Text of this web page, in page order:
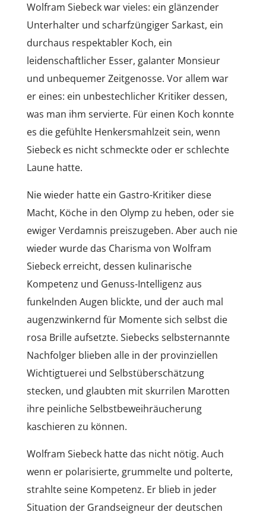
Wolfram Siebeck war vieles: ein glänzender
Unterhalter und scharfzüngiger Sarkast, ein
durchaus respektabler Koch, ein
leidenschaftlicher Esser, galanter Monsieur
und unbequemer Zeitgenosse. Vor allem war
er eines: ein unbestechlicher Kritiker dessen,
was man ihm servierte. Für einen Koch konnte
es die gefühlte Henkersmahlzeit sein, wenn
Siebeck es nicht schmeckte oder er schlechte
Laune hatte.
Nie wieder hatte ein Gastro-Kritiker diese
Macht, Köche in den Olymp zu heben, oder sie
ewiger Verdamnis preiszugeben. Aber auch nie
wieder wurde das Charisma von Wolfram
Siebeck erreicht, dessen kulinarische
Kompetenz und Genuss-Intelligenz aus
funkelnden Augen blickte, und der auch mal
augenzwinkernd für Momente sich selbst die
rosa Brille aufsetzte. Siebecks selbsternannte
Nachfolger blieben alle in der provinziellen
Wichtigtuerei und Selbstüberschätzung
stecken, und glaubten mit skurrilen Marotten
ihre peinliche Selbstbeweihräucherung
kaschieren zu können.
Wolfram Siebeck hatte das nicht nötig. Auch
wenn er polarisierte, grummelte und polterte,
strahlte seine Kompetenz. Er blieb in jeder
Situation der Grandseigneur der deutschen